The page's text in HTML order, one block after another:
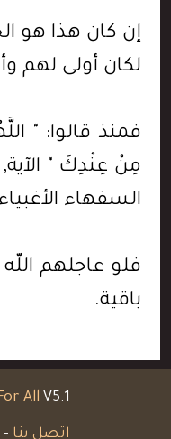
إن كان هذا هو
لكان أولى لهم
فمنذ قالوا: "
مِنْ عِنْدِكَ "
السفهاء
فلو عاجلهم
باقية.
All V5.1
اتصل بنا -